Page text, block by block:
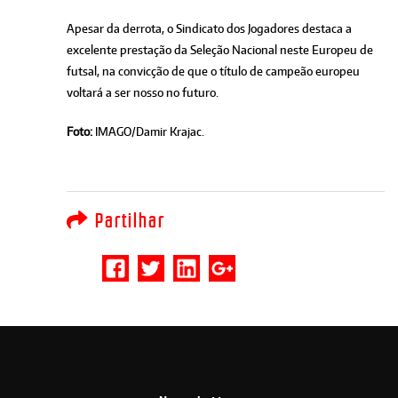
Apesar da derrota, o Sindicato dos Jogadores destaca a
excelente prestação da Seleção Nacional neste Europeu de
futsal, na convicção de que o título de campeão europeu
voltará a ser nosso no futuro.
Foto: IMAGO/Damir Krajac.
Partilhar